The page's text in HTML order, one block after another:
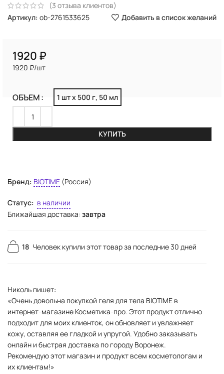
(3 отзыва клиентов)
Артикул: ob-2761533625 Добавить в список желаний
Бренд: BIOTIME (Россия)
Статус: в наличии
Ближайшая доставка: завтра
18 Человек купили этот товар за последние 30 дней
Николь пишет:
«Очень довольна покупкой геля для тела BIOTIME в
интернет-магазине Косметика-про. Этот продукт отлично
подходит для моих клиенток, он обновляет и увлажняет
кожу, оставляя ее гладкой и упругой. Удобно заказывать
онлайн и быстрая доставка по городу Воронеж.
Рекомендую этот магазин и продукт всем косметологам и
их клиентам!»
₽
1920 ₽/шт
ОБЪЕМ 1 шт х 500 г, 50 мл
КУПИТЬ